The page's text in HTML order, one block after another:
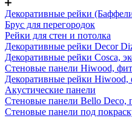
Декоративные рейки
Брус для перегородок
Рейки для стен и потолка
Декоративные рейки Decor
Декоративные рейки Cosca,
Стеновые панели Hiwood,
Декоративные рейки Hiwood,
Акустические панели
Стеновые панели Bello Deco,
Стеновые панели под